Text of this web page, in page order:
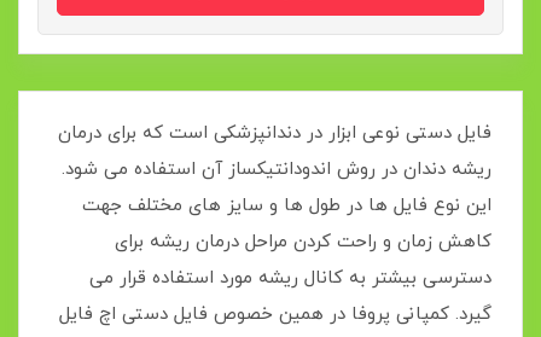
فایل دستی نوعی ابزار در دندانپزشکی است که برای درمان
ریشه دندان در روش اندودانتیکساز آن استفاده می شود.
این نوع فایل ها در طول ها و سایز های مختلف جهت
کاهش زمان و راحت کردن مراحل درمان ریشه برای
دسترسی بیشتر به کانال ریشه مورد استفاده قرار می
گیرد. کمپانی پروفا در همین خصوص فایل دستی اچ فایل